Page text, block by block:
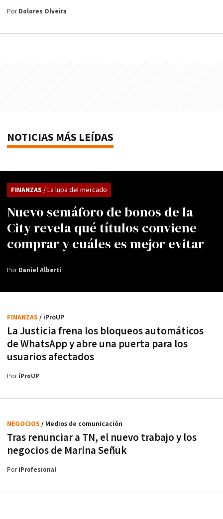
PorDolores Olveira
NOTICIAS MÁS LEÍDAS
Nuevo semáforo de bonos de la
City revela qué títulos conviene
comprar y cuáles es mejor evitar
FINANZAS / La lupa del mercado
PorDaniel Alberti
La Justicia frena los bloqueos automáticos
de WhatsApp y abre una puerta para los
usuarios afectados
FINANZAS / iProUP
PoriProUP
Tras renunciar a TN, el nuevo trabajo y los
negocios de Marina Señuk
NEGOCIOS / Medios de comunicación
PoriProfesional